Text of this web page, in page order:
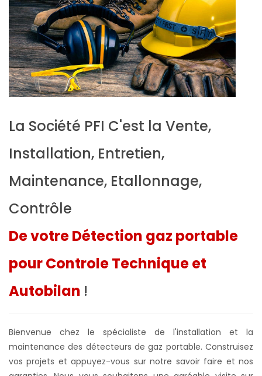
La Société PFI C'est la Vente,
Installation, Entretien,
Maintenance, Etallonnage,
Contrôle
De votre Détection gaz portable
pour Controle Technique et
Autobilan !
Bienvenue chez le spécialiste de l'installation et la
maintenance des détecteurs de gaz portable. Construisez
vos projets et appuyez-vous sur notre savoir faire et nos